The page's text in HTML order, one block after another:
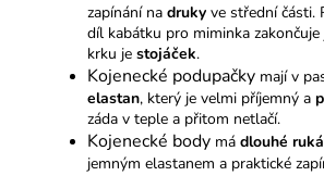
zapínání na druky ve střední části.
díl kabátku pro miminka zakončuje
krku je stojáček.
Kojenecké podupačky mají v
elastan, který je velmi příjemný a
záda v teple a přitom netlačí.
Kojenecké body má dlouhé
jemným elastanem a praktické